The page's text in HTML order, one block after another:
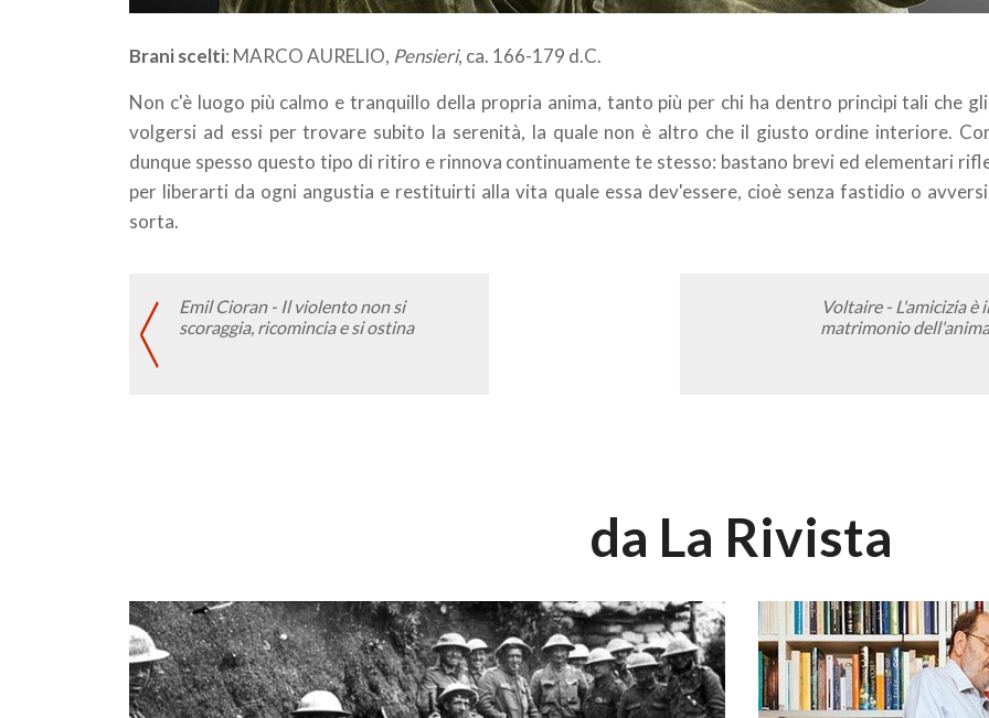
Brani scelti: MARCO AURELIO, Pensieri, ca. 166-179 d.C.
Non c'è luogo più calmo e tranquillo della propria anima, tanto più per chi ha dentro princìpi tali che
volgersi ad essi per trovare subito la serenità, la quale non è altro che il giusto ordine interiore.
dunque spesso questo tipo di ritiro e rinnova continuamente te stesso: bastano brevi ed elementari
per liberarti da ogni angustia e restituirti alla vita quale essa dev'essere, cioè senza fastidio o
sorta.
Emil Cioran - Il violento non si
scoraggia, ricomincia e si ostina
Voltaire - L'amicizia è il
matrimonio dell'anima
da La Rivista